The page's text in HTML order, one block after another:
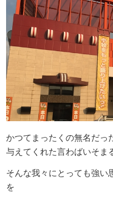
かつてまったくの無名だっ
与えてくれた言わばいそま
そんな我々にとっても強い
を